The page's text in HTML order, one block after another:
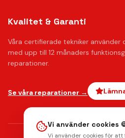
Kvalitet & Garanti
Våra certifierade tekniker använder
med upp till 12 månaders
reparationer.
Se våra reparationer →
Vi använder cookies
Vi använder cookies för